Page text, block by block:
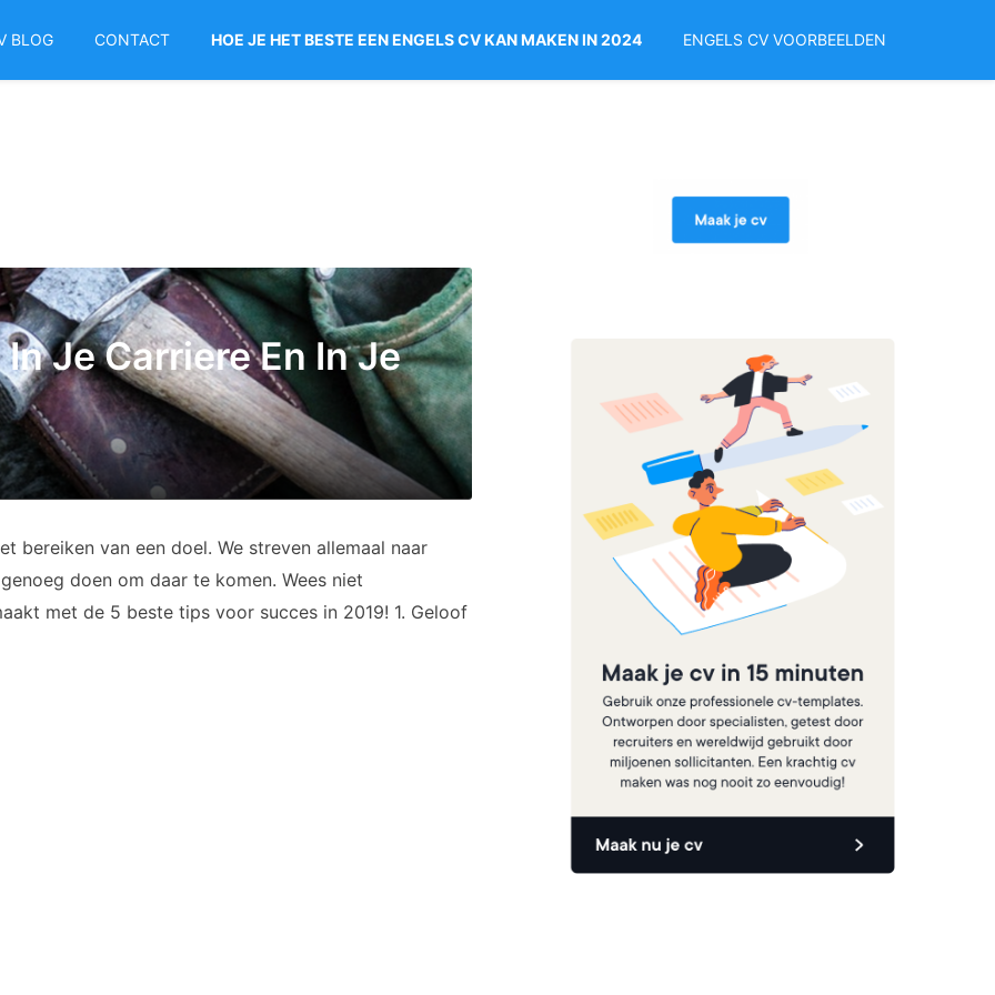
BLOG CONTACT HOE JE HET BESTE EEN ENGELS CV KAN MAKEN IN 2024 ENGELS CV VOORBEELDEN
Je Carriere En In Je
bereiken van een doel. We streven allemaal naar
doen om daar te komen. Wees niet
met de 5 beste tips voor succes in 2019! 1. Geloof